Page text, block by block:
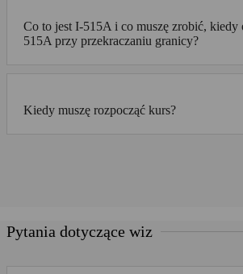
Co to jest I-515A i co muszę zrobić, kiedy
515A przy przekraczaniu granicy?
Kiedy muszę rozpocząć kurs?
Pytania dotyczące wiz